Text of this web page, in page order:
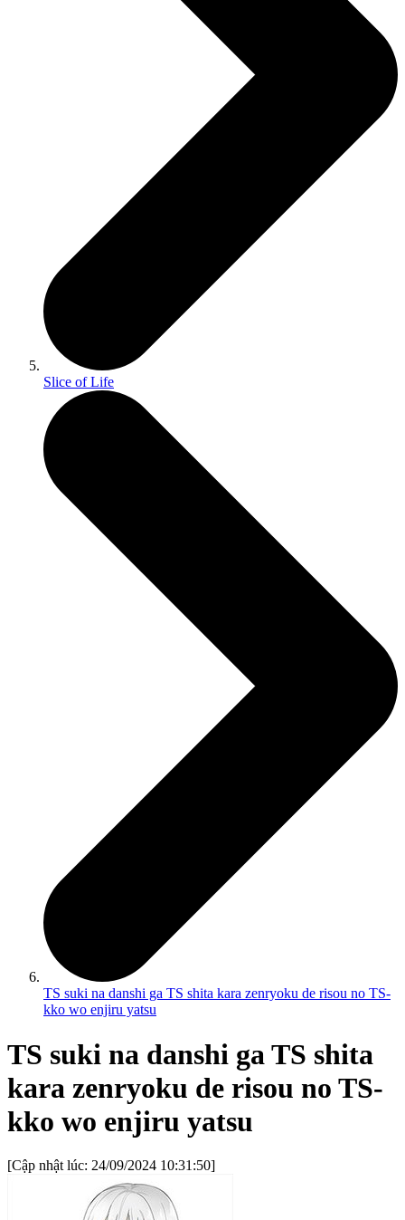
Slice of Life
TS suki na danshi ga TS shita kara zenryoku de risou no TS-
kko wo enjiru yatsu
TS suki na danshi ga TS shita
kara zenryoku de risou no TS-
kko wo enjiru yatsu
[Cập nhật lúc: 24/09/2024 10:31:50]